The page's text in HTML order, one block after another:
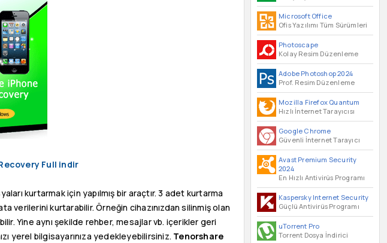
Microsoft Office
Ofis Yazılımı Tüm Sürümleri
Photoscape
Kolay Resim Düzenleme
Adobe Photoshop 2024
Prof. Resim Düzenleme
Mozilla Firefox Quantum
Hızlı İnternet Tarayıcısı
Google Chrome
Güvenli İnternet Tarayıcı
Avast Premium Security
2024
En Hızlı Antivirüs Programı
Kaspersky Internet Security
Güçlü Antivirüs Programı
uTorrent Pro
Torrent Dosya İndirici
Full indir
kurtarmak için yapılmış bir araçtır. 3 adet kurtarma
verilerini kurtarabilir. Örneğin cihazınızdan silinmiş olan
Yine aynı şekilde rehber, mesajlar vb. içerikler geri
yerel bilgisayarınıza yedekleyebilirsiniz. Tenorshare